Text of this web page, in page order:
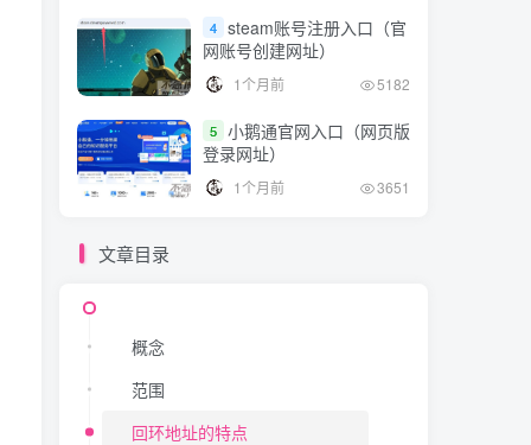
4 steam账号注册入口（官
网账号创建网址）
1个月前 5182
5 小鹅通官网入口（网页版
登录网址）
1个月前 3651
文章目录
概念
范围
回环地址的特点